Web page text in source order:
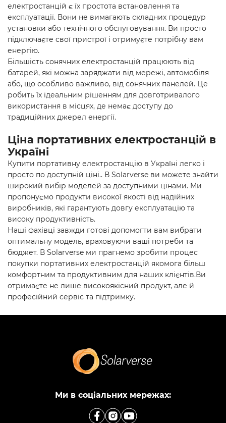
електростанцій є їх простота встановлення та
експлуатації. Вони не вимагають складних процедур
установки або технічного обслуговування. Ви просто
підключаєте свої пристрої і отримуєте потрібну вам
енергію.
Більшість сонячних електростанцій працюють від
батарей, які можна заряджати від мережі, автомобіля
або, що особливо важливо, від сонячних панелей. Це
робить їх ідеальним рішенням для довготривалого
використання в місцях, де немає доступу до
традиційних джерел енергії.
Ціна портативних електростанцій в
Україні
Купити портативну електростанцію в Україні легко і
просто по доступній ціні.. В Solarverse ви можете знайти
широкий вибір моделей за доступними цінами. Ми
пропонуємо продукти високої якості від надійних
виробників, які гарантують довгу експлуатацію та
високу продуктивність.
Наші фахівці завжди готові допомогти вам вибрати
оптимальну модель, враховуючи ваші потреби та
бюджет. В Solarverse ми прагнемо зробити процес
покупки портативних електростанцій якомога більш
комфортним та продуктивним для наших клієнтів.Ви
отримаєте не лише високоякісний продукт, але й
професійний сервіс та підтримку.
Ми в соціальних мережах: